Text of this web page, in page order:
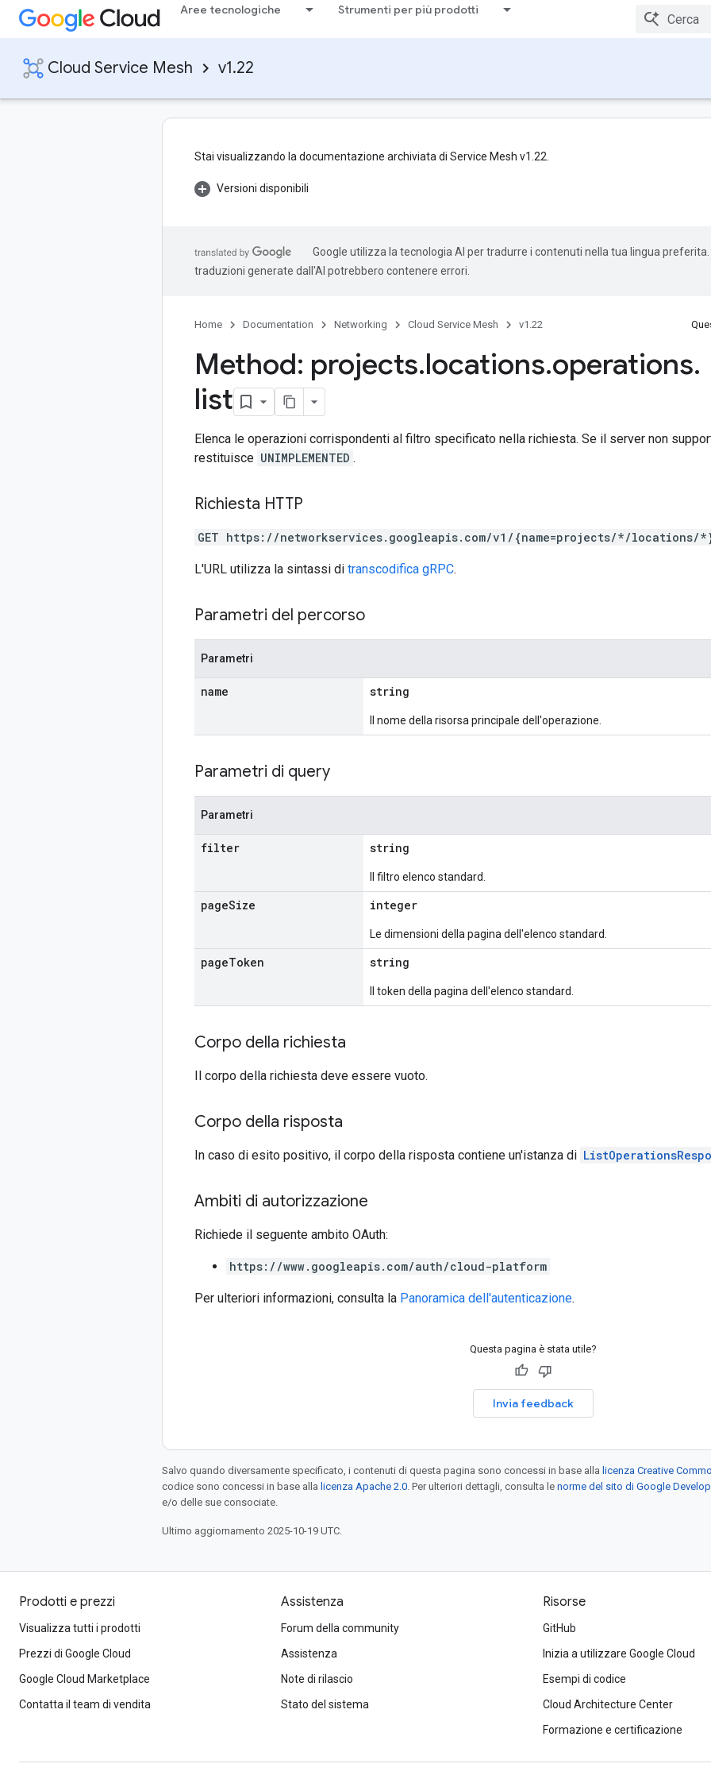
Aree tecnologiche Strumenti per più prodotti
Cloud Service Mesh v1.22
Stai visualizzando la documentazione archiviata di Service Mesh v1.22.
Versioni disponibili
Google utilizza la tecnologia AI per tradurre i contenuti nella tua lingua preferita.
traduzioni generate dall'AI potrebbero contenere errori.
Home Documentation Networking Cloud Service Mesh v1.22
Method: projects.locations.operations.
list
Elenca le operazioni corrispondenti al filtro specificato nella richiesta. Se il server non
restituisce UNIMPLEMENTED .
Richiesta HTTP
GET https://networkservices.googleapis.com/v1/{name=projects/*/locations/
L'URL utilizza la sintassi di transcodifica gRPC.
Parametri del percorso
Parametri
name string
Il nome della risorsa principale dell'operazione.
Parametri di query
Parametri
filter string
Il filtro elenco standard.
pageSize integer
Le dimensioni della pagina dell'elenco standard.
pageToken string
Il token della pagina dell'elenco standard.
Corpo della richiesta
Il corpo della richiesta deve essere vuoto.
Corpo della risposta
In caso di esito positivo, il corpo della risposta contiene un'istanza di
Ambiti di autorizzazione
Richiede il seguente ambito OAuth:
https://www.googleapis.com/auth/cloud-platform
Per ulteriori informazioni, consulta la Panoramica dell'autenticazione.
Questa pagina è stata utile?
Invia feedback
Salvo quando diversamente specificato, i contenuti di questa pagina sono concessi in base alla licenza Creative
codice sono concessi in base alla licenza Apache 2.0. Per ulteriori dettagli, consulta le norme del sito di Google
e/o delle sue consociate.
Ultimo aggiornamento 2025-10-19 UTC.
Prodotti e prezzi
Visualizza tutti i prodotti
Prezzi di Google Cloud
Google Cloud Marketplace
Contatta il team di vendita
Assistenza
Forum della community
Assistenza
Note di rilascio
Stato del sistema
Risorse
GitHub
Inizia a utilizzare Google Cloud
Esempi di codice
Cloud Architecture Center
Formazione e certificazione